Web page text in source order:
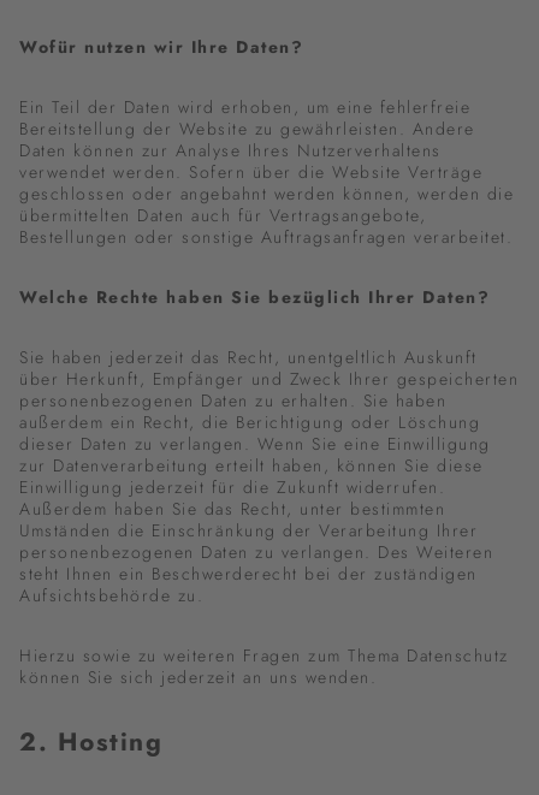
Wofür nutzen wir Ihre Daten?
Ein Teil der Daten wird erhoben, um eine fehlerfreie
Bereitstellung der Website zu gewährleisten. Andere
Daten können zur Analyse Ihres Nutzerverhaltens
verwendet werden. Sofern über die Website Verträge
geschlossen oder angebahnt werden können, werden die
übermittelten Daten auch für Vertragsangebote,
Bestellungen oder sonstige Auftragsanfragen verarbeitet.
Welche Rechte haben Sie bezüglich Ihrer Daten?
Sie haben jederzeit das Recht, unentgeltlich Auskunft
über Herkunft, Empfänger und Zweck Ihrer gespeicherten
personenbezogenen Daten zu erhalten. Sie haben
außerdem ein Recht, die Berichtigung oder Löschung
dieser Daten zu verlangen. Wenn Sie eine Einwilligung
zur Datenverarbeitung erteilt haben, können Sie diese
Einwilligung jederzeit für die Zukunft widerrufen.
Außerdem haben Sie das Recht, unter bestimmten
Umständen die Einschränkung der Verarbeitung Ihrer
personenbezogenen Daten zu verlangen. Des Weiteren
steht Ihnen ein Beschwerderecht bei der zuständigen
Aufsichtsbehörde zu.
Hierzu sowie zu weiteren Fragen zum Thema Datenschutz
können Sie sich jederzeit an uns wenden.
2. Hosting